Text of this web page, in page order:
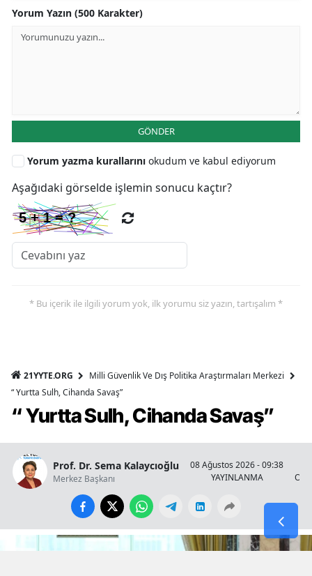
Yorum Yazın (500 Karakter)
GÖNDER
Yorum yazma kurallarını okudum ve kabul ediyorum
Aşağıdaki görselde işlemin sonucu kaçtır?
* Bu içerik ile ilgili yorum yok, ilk yorumu siz yazın, tartışalım *
21YYTE.ORG
Milli Güvenlik Ve Dış Politika Araştırmaları Merkezi
“ Yurtta Sulh, Cihanda Savaş”
“ Yurtta Sulh, Cihanda Savaş”
Prof. Dr. Sema Kalaycıoğlu
Merkez Başkanı
08 Ağustos 2026 - 09:38
YAYINLANMA